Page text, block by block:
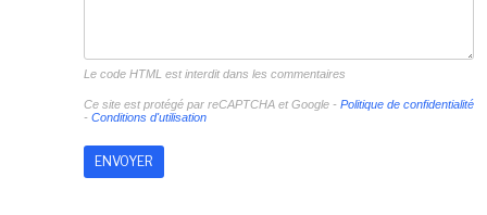
Le code HTML est interdit dans les commentaires
Ce site est protégé par reCAPTCHA et Google - Politique de confidentialité
- Conditions d'utilisation